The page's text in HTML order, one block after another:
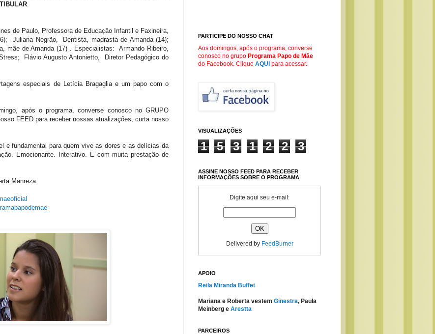
.
de Paulo, Professora de Educação Infantil e Faxineira,
Juliana Negrão, Dentista, madrasta de Amanda (14);
mãe de Amanda (17) . Especialistas: Armando Ribeiro,
Flávio Augusto Antonietto, Diretor Pedagógico do
especiais de Letícia Bragaglia e um papo com o
após o programa, converse conosco no GRUPO
FEED para receber nossas atualizações, curta nosso
e fundamental para quem vive as dores e as delícias da
Emocionante. Interativo. E com muita prestação de
Manreza.
PARTICIPE DO NOSSO CHAT
Aos domingos, após o programa, converse
conosco no grupo Programa Papo de Mãe
do Facebook . Clique AQUI para acessar.
VISUALIZAÇÕES
1 5 3 1 2 2 3
ASSINE NOSSO FEED PARA RECEBER
INFORMAÇÕES SOBRE O PROGRAMA
Digite aqui seu e-mail:
Delivered by FeedBurner
APOIO
Reila Miranda Buffet
Mariana e Roberta vestem Ginestra, Paula
Meinberg e Arestta
PARCEIROS